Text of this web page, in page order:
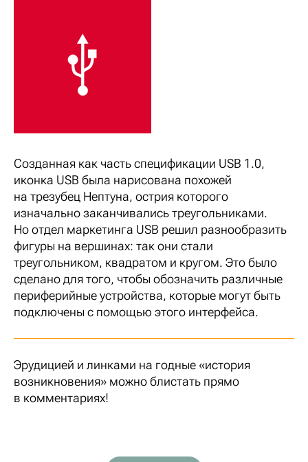
Созданная как часть спецификации USB 1.0,
иконка USB была нарисована похожей
на трезубец Нептуна, острия которого
изначально заканчивались треугольниками.
Но отдел маркетинга USB решил разнообразить
фигуры на вершинах: так они стали
треугольником, квадратом и кругом. Это было
сделано для того, чтобы обозначить различные
периферийные устройства, которые могут быть
подключены с помощью этого интерфейса.
Эрудицией и линками на годные «история
возникновения» можно блистать прямо
в комментариях!